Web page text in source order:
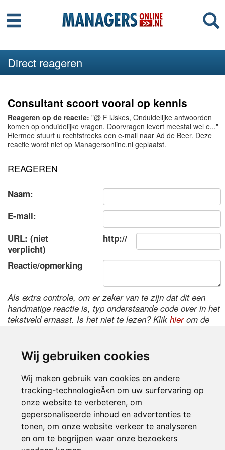
Wij gebruiken cookies
Wij maken gebruik van cookies en andere
tracking-technologieÃ«n om uw surfervaring op
onze website te verbeteren, om
gepersonaliseerde inhoud en advertenties te
tonen, om onze website verkeer te analyseren
en om te begrijpen waar onze bezoekers
Menu
Direct reageren
Consultant scoort vooral op kennis
Reageren op de reactie: "@ F IJskes, Onduidelijke antwoorden
komen op onduidelijke vragen. Doorvragen levert meestal wel e..."
Hiermee stuurt u rechtstreeks een e-mail naar Ad de Beer. Deze
reactie wordt niet op Managersonline.nl geplaatst.
REAGEREN
Naam:
E-mail:
URL: (niet
verplicht)
http://
Reactie/opmerking
Als extra controle, om er zeker van te zijn dat dit een
handmatige reactie is, typ onderstaande code over in het
tekstveld ernaast. Is het niet te lezen? Klik hierom de
Inloggen